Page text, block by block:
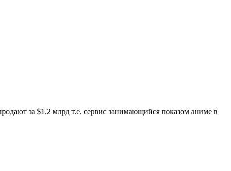
за $1.2 млрд т.е. сервис занимающийся показом аниме в